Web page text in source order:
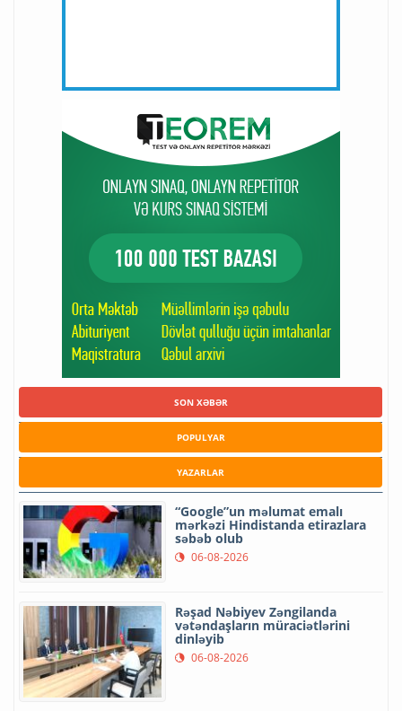
SON XƏBƏR
POPULYAR
YAZARLAR
“Google”un məlumat emalı
mərkəzi Hindistanda etirazlara
səbəb olub
06-08-2026
Rəşad Nəbiyev Zəngilanda
vətəndaşların müraciətlərini
dinləyib
06-08-2026